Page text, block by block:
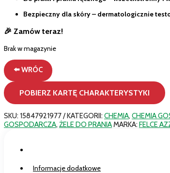
Bezpieczny dla skóry – dermatologicznie
🎉 Zamów teraz!
Brak w magazynie
⬅️ WRÓC
POBIERZ KARTĘ CHARAKTERYSTYKI
SKU: 15847921977 KATEGORII: CHEMIA, CHEMIA
GOSPODARCZA, ŻELE DO PRANIAMARKA: FELCE
Informacje dodatkowe